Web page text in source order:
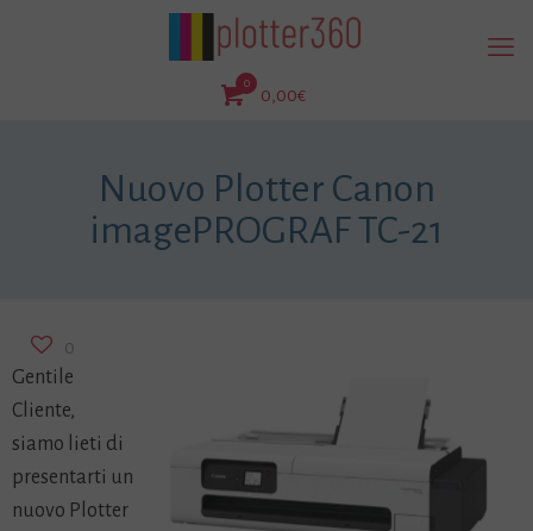
0
0,00€
Nuovo Plotter Canon
imagePROGRAF TC-21
0
Gentile
Cliente,
siamo lieti di
presentarti un
nuovo Plotter